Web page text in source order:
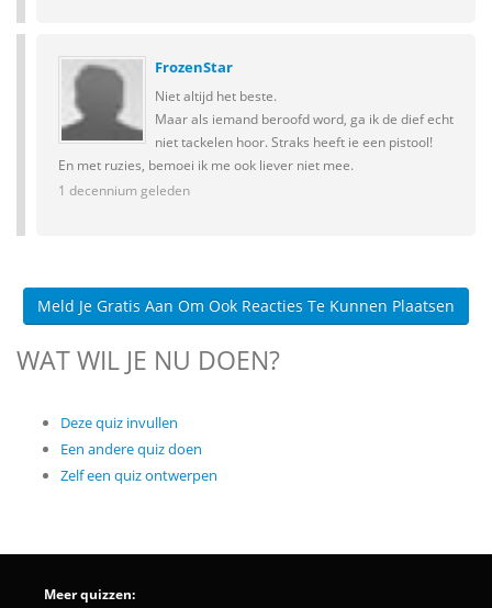
FrozenStar
Niet altijd het beste.
Maar als iemand beroofd word, ga ik de dief echt
niet tackelen hoor. Straks heeft ie een pistool!
En met ruzies, bemoei ik me ook liever niet mee.
1 decennium geleden
Meld Je Gratis Aan Om Ook Reacties Te Kunnen Plaatsen
WAT WIL JE NU DOEN?
Deze quiz invullen
Een andere quiz doen
Zelf een quiz ontwerpen
Meer quizzen: